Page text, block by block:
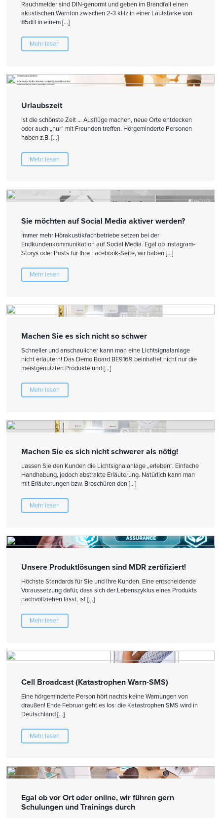
Rauchmelder sind DIN-genormt und geben im Brandfall einen
akustischen Warnton zwischen 2-3 kHz in einer Lautstärke von
85dB in einem […]
Mehr lesen
Urlaubszeit
ist die schönste Zeit … Ausflüge machen, neue Orte entdecken
oder auch „nur“ mit Freunden treffen. Hörgeminderte Personen
haben z.B. […]
Mehr lesen
Sie möchten auf Social Media aktiver werden?
Immer mehr Hörakustikfachbetriebe setzen bei der
Endkundenkommunikation auf Social Media. Egal ob Instagram-
Storys oder Posts für Ihre Facebook-Seite, wir haben […]
Mehr lesen
Machen Sie es sich nicht so schwer
Schneller und anschaulicher kann man eine Lichtsignalanlage
nicht erläutern! Das Demo Board BE9169 beinhaltet nicht nur die
meistgenutzten Produkte und […]
Mehr lesen
Machen Sie es sich nicht schwerer als nötig!
Lassen Sie den Kunden die Lichtsignalanlage „erleben“. Einfache
Handhabung, jedoch abstrakte Erläuterung. Natürlich kann man
mit Erläuterungen bzw. Broschüren den […]
Mehr lesen
Unsere Produktlösungen sind MDR zertifiziert!
Höchste Standards für Sie und Ihre Kunden. Eine entscheidende
Voraussetzung dafür, dass sich der Lebenszyklus eines Produkts
nachvollziehen lässt, ist […]
Mehr lesen
Cell Broadcast (Katastrophen Warn-SMS)
Eine hörgeminderte Person hört nachts keine Warnungen von
draußen! Ende Februar geht es los: die Katastrophen SMS wird in
Deutschland […]
Mehr lesen
Egal ob vor Ort oder online, wir führen gern
Schulungen und Trainings durch